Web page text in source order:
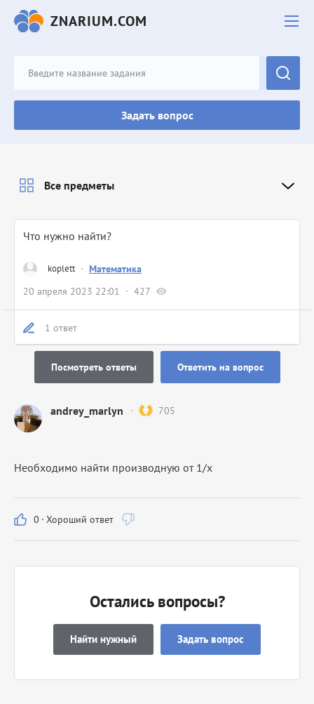
ZNARIUM.COM
Задать вопрос
koplett · Математика
20 апреля 2023 22:01
427
Что нужно найти?
1 ответ
Посмотреть ответы Ответить на вопрос
andrey_marlyn 705
Необходимо найти производную от 1/x
0 · Хороший ответ
Остались вопросы?
Найти нужный Задать вопрос
Все предметы